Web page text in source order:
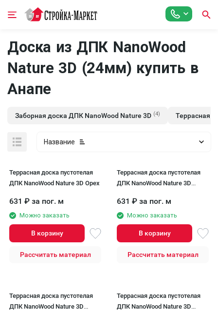
Доска из ДПК NanoWood
Nature 3D (24мм) купить в
Анапе
Заборная доска ДПК NanoWood Nature 3D (4) Террасная
Название
Террасная доска пустотелая
ДПК NanoWood Nature 3D Орех
631 ₽ за пог. м
Можно заказать
В корзину
Рассчитать материал
Террасная доска пустотелая
ДПК NanoWood Nature 3D
631 ₽ за пог. м
Можно заказать
В корзину
Рассчитать материал
Террасная доска пустотелая
ДПК NanoWood Nature 3D
Террасная доска пустотелая
ДПК NanoWood Nature 3D